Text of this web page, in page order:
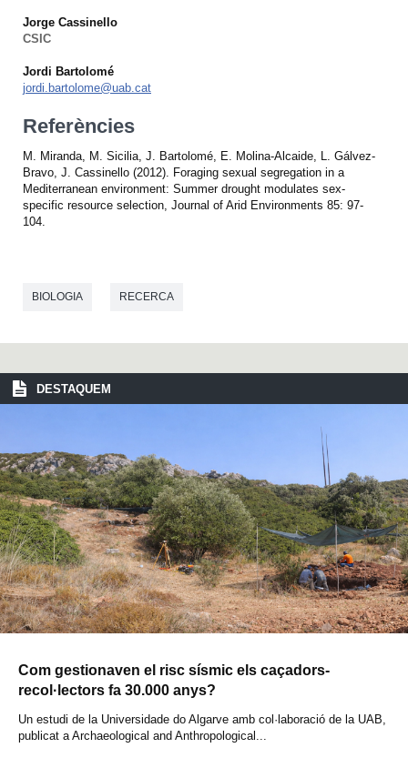
Jorge Cassinello
CSIC
Jordi Bartolomé
jordi.bartolome@uab.cat
Referències
M. Miranda, M. Sicilia, J. Bartolomé, E. Molina-Alcaide, L. Gálvez-
Bravo, J. Cassinello (2012). Foraging sexual segregation in a
Mediterranean environment: Summer drought modulates sex-
specific resource selection, Journal of Arid Environments 85: 97-
104.
BIOLOGIA RECERCA
DESTAQUEM
Com gestionaven el risc sísmic els caçadors-
recol·lectors fa 30.000 anys?
Un estudi de la Universidade do Algarve amb col·laboració de la UAB,
publicat a Archaeological and Anthropological...